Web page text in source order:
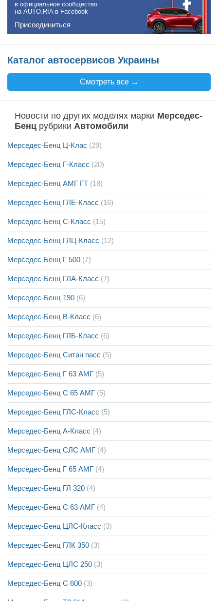
в официальное сообщество
на AUTO.RIA в Facebook
Присоединиться
Каталог автосервисов Украины
Смотреть все →
Новости по других моделях марки Мерседес-
Бенц рубрики Автомобили
Мерседес-Бенц Ц-Клас (29)
Мерседес-Бенц Г-Класс (20)
Мерседес-Бенц АМГ ГТ (18)
Мерседес-Бенц ГЛЕ-Класс (16)
Мерседес-Бенц С-Класс (15)
Мерседес-Бенц ГЛЦ-Класс (12)
Мерседес-Бенц Г 500 (7)
Мерседес-Бенц ГЛА-Класс (7)
Мерседес-Бенц 190 (6)
Мерседес-Бенц В-Класс (6)
Мерседес-Бенц ГЛБ-Класс (6)
Мерседес-Бенц Ситан пасс (5)
Мерседес-Бенц Г 63 АМГ (5)
Мерседес-Бенц С 65 АМГ (5)
Мерседес-Бенц ГЛС-Класс (5)
Мерседес-Бенц A-Класс (4)
Мерседес-Бенц СЛС АМГ (4)
Мерседес-Бенц Г 65 АМГ (4)
Мерседес-Бенц ГЛ 320 (4)
Мерседес-Бенц С 63 АМГ (4)
Мерседес-Бенц ЦЛС-Класс (3)
Мерседес-Бенц ГЛК 350 (3)
Мерседес-Бенц ЦЛС 250 (3)
Мерседес-Бенц С 600 (3)